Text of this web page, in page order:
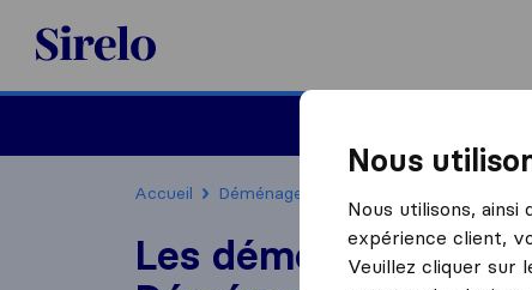
Sirelo.fr
Accueil Déménageurs France
Les déménageurs
Nous
Nous utilisons,
expérience client,
Veuillez cliquer sur